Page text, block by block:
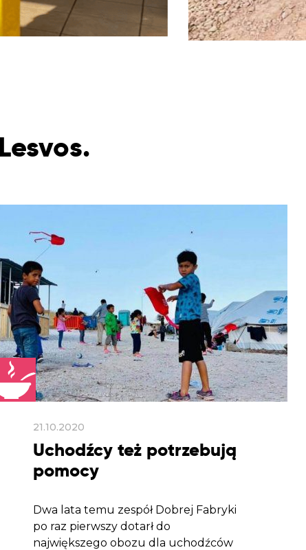
21.10.2020
Uchodźcy też potrzebują
pomocy
Dwa lata temu zespół Dobrej Fabryki
po raz pierwszy dotarł do
największego obozu dla uchodźców